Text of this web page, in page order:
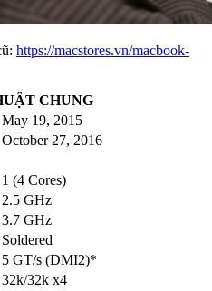
https://macstores.vn/macbook-
CHUNG
May 19, 2015
October 27, 2016
1 (4 Cores)
2.5 GHz
3.7 GHz
Soldered
5 GT/s (DMI2)*
32k/32k x4